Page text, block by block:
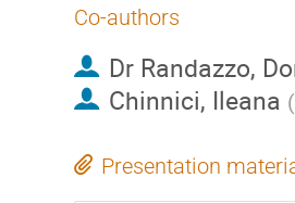
Co-authors
Dr Randazzo,
Chinnici, Ileana (
Presentation